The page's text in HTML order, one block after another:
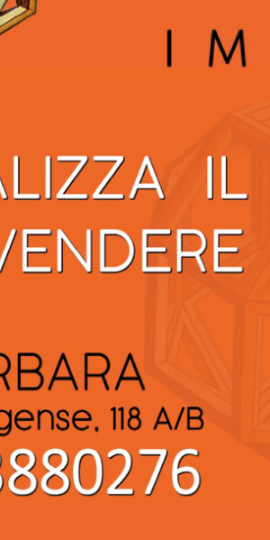
a porta di
comune di
Next article
Covid
Name:*
in this browser for the next time I